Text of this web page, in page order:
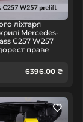
ліхтаря
Mercedes-
C257 W257
праве
6396.00 ₴